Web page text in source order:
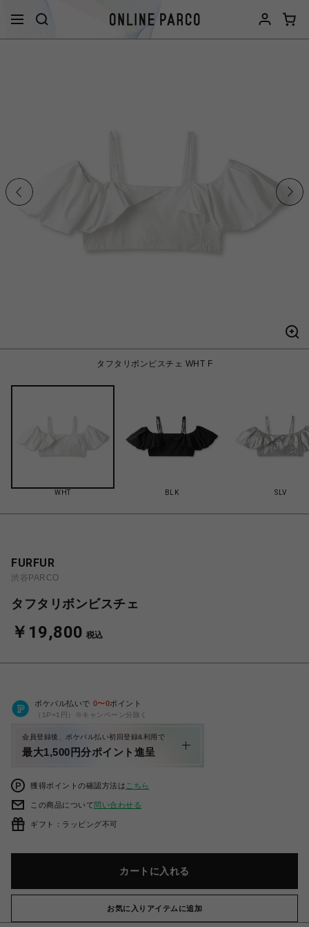
タフタリボンビスチェ WHT F
WHT BLK SLV
FURFUR
渋谷PARCO
タフタリボンビスチェ
￥19,800 税込
ポケパル払いで 0〜0ポイント
（1P=1円）※キャンペーン分除く
会員登録後、ポケパル払い初回登録&利用で
最大1,500円分ポイント進呈
獲得ポイントの確認方法は こちら
この商品について問い合わせる
ギフト：ラッピング不可
カートに入れる
お気に入りアイテムに追加